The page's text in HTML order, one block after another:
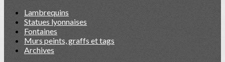
Lambrequins
Statues lyonnaises
Fontaines
Murs peints, graffs et tags
Archives